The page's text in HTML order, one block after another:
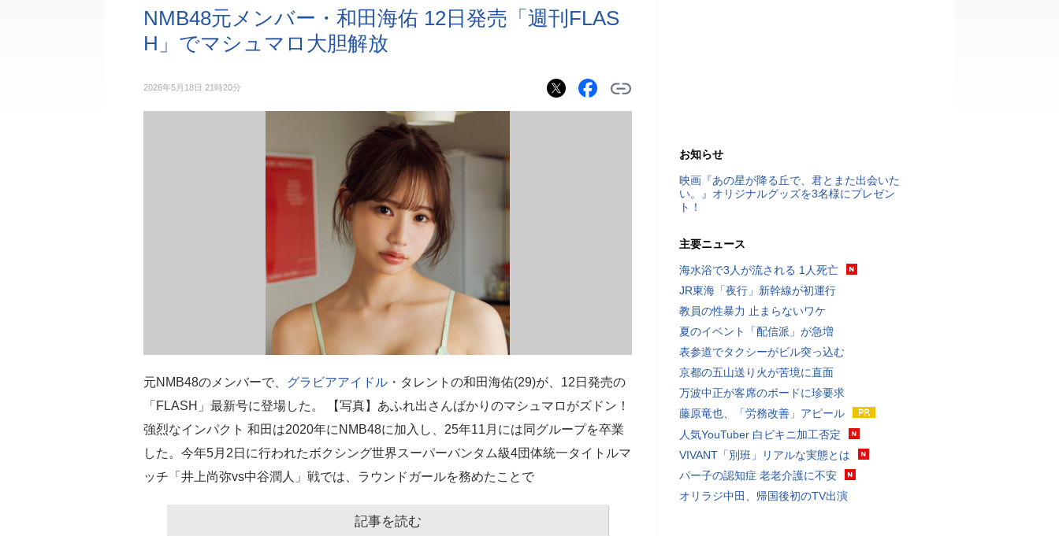
NMB48元メンバー・和田海佑 12日発売「週刊FLAS
H」でマシュマロ大胆解放
2026年5月18日 21時20分
元NMB48のメンバーで、 グラビアアイドル ・タレントの和田海佑(29)が、12日発売の
「FLASH」最新号に登場した。 【写真】あふれ出さんばかりのマシュマロがズドン！
強烈なインパクト 和田は2020年にNMB48に加入し、25年11月には同グループを卒業
した。今年5月2日に行われたボクシング世界スーパーバンタム級4団体統一タイトルマ
ッチ「井上尚弥vs中谷潤人」戦では、ラウンドガールを務めたことで
記事を読む
お知らせ
映画『あの星が降る丘で、君とまた出会いた
い。』オリジナルグッズを3名様にプレゼン
ト！
主要ニュース
海水浴で3人が流される 1人死亡
JR東海「夜行」新幹線が初運行
教員の性暴力 止まらないワケ
夏のイベント「配信派」が急増
表参道でタクシーがビル突っ込む
京都の五山送り火が苦境に直面
万波中正が客席のボードに珍要求
藤原竜也、「労務改善」アピール
人気YouTuber 白ビキニ加工否定
VIVANT「別班」リアルな実態とは
パー子の認知症 老老介護に不安
オリラジ中田、帰国後初のTV出演